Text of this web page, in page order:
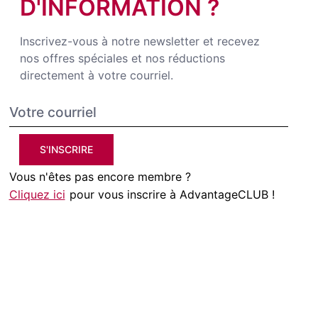
D'INFORMATION ?
Inscrivez-vous à notre newsletter et recevez
nos offres spéciales et nos réductions
directement à votre courriel.
S'INSCRIRE
Vous n'êtes pas encore membre ?
Cliquez ici pour vous inscrire à AdvantageCLUB !